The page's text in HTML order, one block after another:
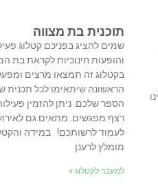
תוכנית בת מצווה
שמים להציג בפניכם קטלוג
והופעות חינוכיות לקראת בת
בקטלוג זה תמצאו מרצים
הראשונה שיתאימו לכל תכנית
הספר שלכם. ניתן להזמין
רצף מפגשים. מתאים גם
לעמוד לרשותכם! במידה
מומלץ לרענן
למעבר לקטלוג »